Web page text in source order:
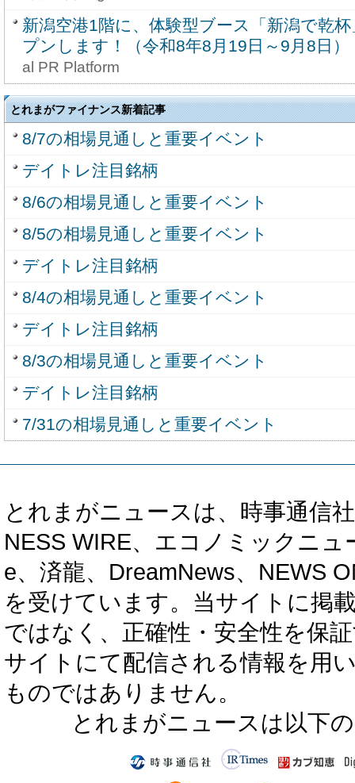
新潟空港1階に、体験型ブース「新潟で乾
プンします！（令和8年8月19日～9月8日）
al PR Platform
とれまがファイナンス新着記事
8/7の相場見通しと重要イベント
デイトレ注目銘柄
8/6の相場見通しと重要イベント
8/5の相場見通しと重要イベント
デイトレ注目銘柄
8/4の相場見通しと重要イベント
デイトレ注目銘柄
8/3の相場見通しと重要イベント
デイトレ注目銘柄
7/31の相場見通しと重要イベント
とれまがニュースは、時事通信
NESS WIRE、エコノミックニ
e、済龍、DreamNews、NEWS
を受けています。当サイトに掲
ではなく、正確性・安全性を保
サイトにて配信される情報を用
ものではありません。
とれまがニュースは以下